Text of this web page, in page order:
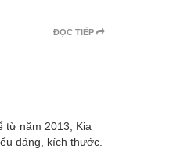
ĐỌC TIẾP
từ năm 2013, Kia
dáng, kích thước.